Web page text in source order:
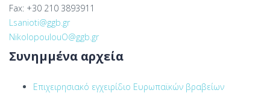
Fax: +30 210 3893911
Lsanioti@ggb.gr
NikolopoulouO@ggb.gr
Συνημμένα αρχεία
Επιχειρησιακό εγχειρίδιο Ευρωπαϊκών βραβείων